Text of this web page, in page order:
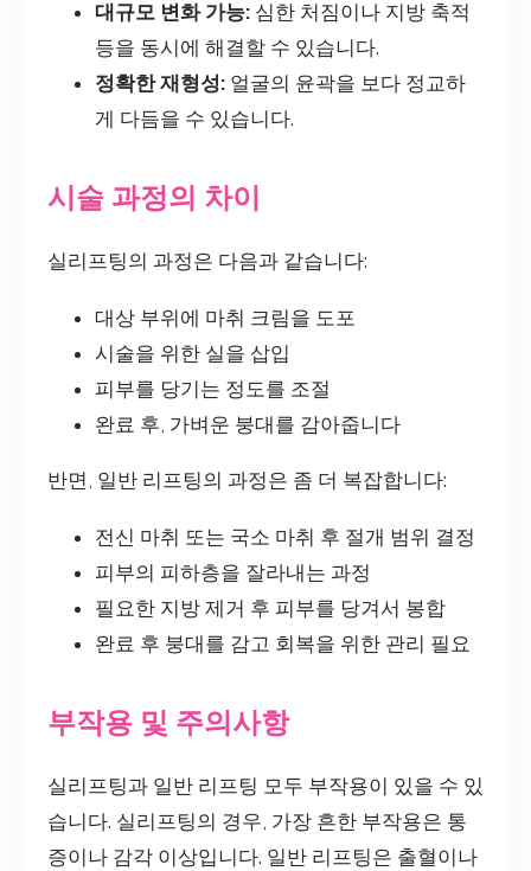
대규모 변화 가능: 심한 처짐이나 지방 축적
등을 동시에 해결할 수 있습니다.
정확한 재형성: 얼굴의 윤곽을 보다 정교하
게 다듬을 수 있습니다.
시술 과정의 차이
실리프팅의 과정은 다음과 같습니다:
대상 부위에 마취 크림을 도포
시술을 위한 실을 삽입
피부를 당기는 정도를 조절
완료 후, 가벼운 붕대를 감아줍니다
반면, 일반 리프팅의 과정은 좀 더 복잡합니다:
전신 마취 또는 국소 마취 후 절개 범위 결정
피부의 피하층을 잘라내는 과정
필요한 지방 제거 후 피부를 당겨서 봉합
완료 후 붕대를 감고 회복을 위한 관리 필요
부작용 및 주의사항
실리프팅과 일반 리프팅 모두 부작용이 있을 수 있
습니다. 실리프팅의 경우, 가장 흔한 부작용은 통
증이나 감각 이상입니다. 일반 리프팅은 출혈이나